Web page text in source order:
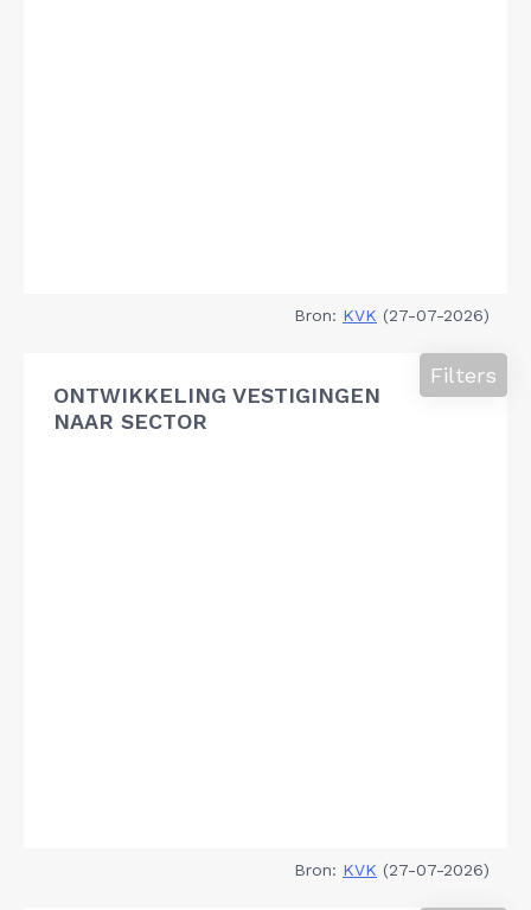
Bron: KVK (27-07-2026)
ONTWIKKELING VESTIGINGEN
NAAR SECTOR
Filters
Bron: KVK (27-07-2026)